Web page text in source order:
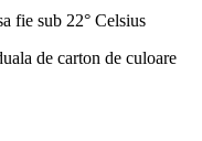
fie sub 22° Celsius
de carton de culoare